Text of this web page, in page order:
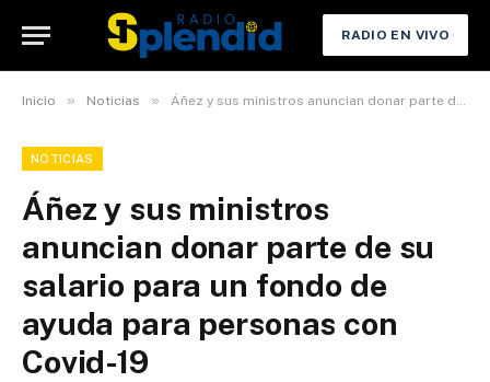
RADIO EN VIVO
Inicio » Noticias » Áñez y sus ministros anuncian donar parte de su salario para un fondo de ayuda para personas con Covid-19
NOTICIAS
Áñez y sus ministros
anuncian donar parte de su
salario para un fondo de
ayuda para personas con
Covid-19